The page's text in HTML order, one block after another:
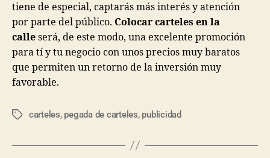
tiene de especial, captarás más interés y atención
por parte del público. Colocar carteles en la
calle será, de este modo, una excelente promoción
para tí y tu negocio con unos precios muy baratos
que permiten un retorno de la inversión muy
favorable.
carteles, pegada de carteles, publicidad